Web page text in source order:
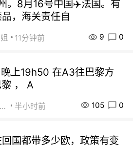
。8月16号中国✈️法国。有
，海关责任自
11分钟前 9 0
上19h50 在A3往巴黎方
， A
街友84710671 半小时前 105 0
国都带多少欧，政策有变